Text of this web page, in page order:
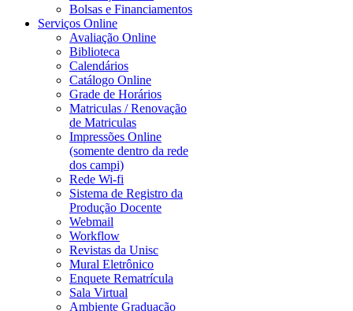
Bolsas e Financiamentos
Serviços Online
Avaliação Online
Biblioteca
Calendários
Catálogo Online
Grade de Horários
Matriculas / Renovação
de Matriculas
Impressões Online
(somente dentro da rede
dos campi)
Rede Wi-fi
Sistema de Registro da
Produção Docente
Webmail
Workflow
Revistas da Unisc
Mural Eletrônico
Enquete Rematrícula
Sala Virtual
Ambiente Graduação